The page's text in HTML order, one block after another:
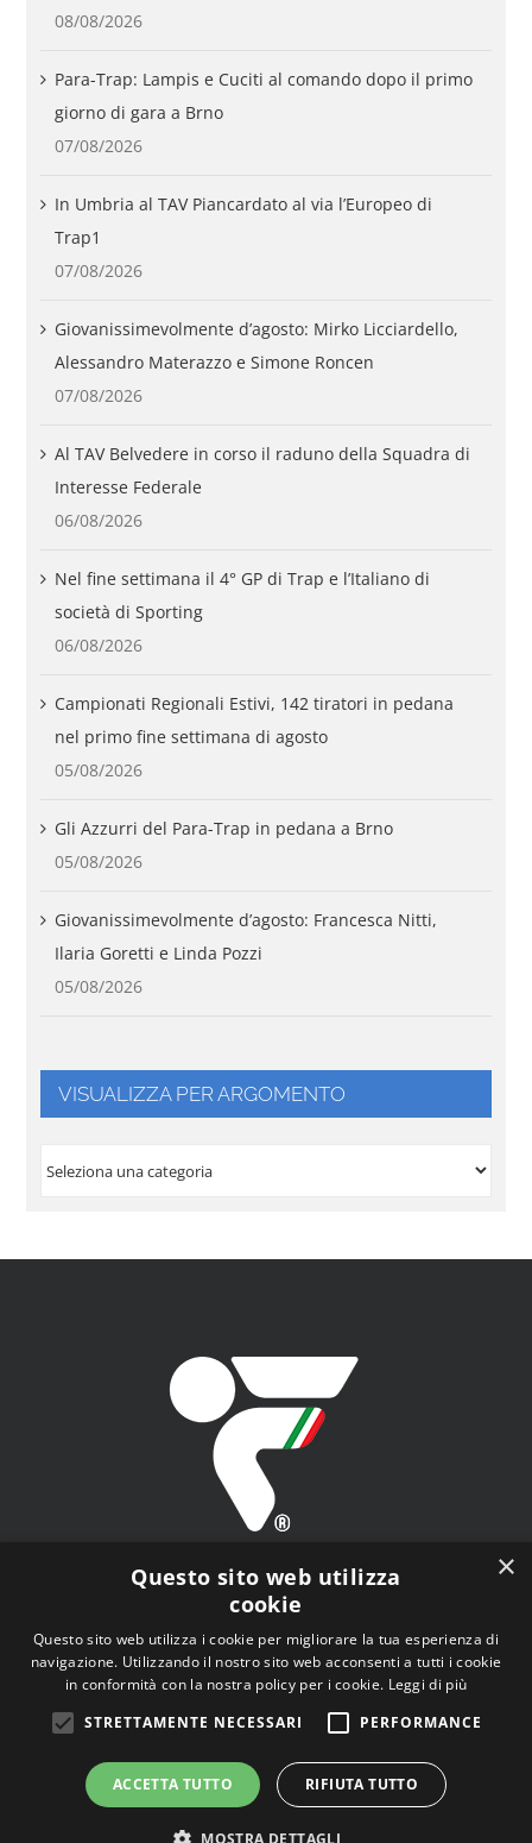
08/08/2026
Para-Trap: Lampis e Cuciti al comando dopo il primo
giorno di gara a Brno
07/08/2026
In Umbria al TAV Piancardato al via l’Europeo di
Trap1
07/08/2026
Giovanissimevolmente d’agosto: Mirko Licciardello,
Alessandro Materazzo e Simone Roncen
07/08/2026
Al TAV Belvedere in corso il raduno della Squadra di
Interesse Federale
06/08/2026
Nel fine settimana il 4° GP di Trap e l’Italiano di
società di Sporting
06/08/2026
Campionati Regionali Estivi, 142 tiratori in pedana
nel primo fine settimana di agosto
05/08/2026
Gli Azzurri del Para-Trap in pedana a Brno
05/08/2026
Giovanissimevolmente d’agosto: Francesca Nitti,
Ilaria Goretti e Linda Pozzi
05/08/2026
VISUALIZZA PER ARGOMENTO
FITAV - Federazione Italiana Tiro a Volo - Viale Tiziano
×
Questo sito web utilizza
cookie
Questo sito web utilizza i cookie per migliorare la tua esperienza di
navigazione. Utilizzando il nostro sito web acconsenti a tutti i cookie
in conformità con la nostra policy per i cookie. Leggi di più
STRETTAMENTE NECESSARI
PERFORMANCE
ACCETTA TUTTO RIFIUTA TUTTO
MOSTRA DETTAGLI